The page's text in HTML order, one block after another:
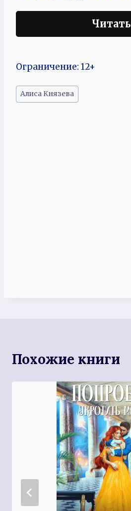
Читать
Ограничение: 12+
Метки
записи:
Алиса Князева
Похожие книги